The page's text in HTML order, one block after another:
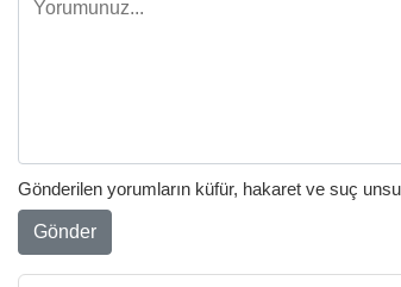
Gönderilen yorumların küfür, hakaret ve suç
Gönder